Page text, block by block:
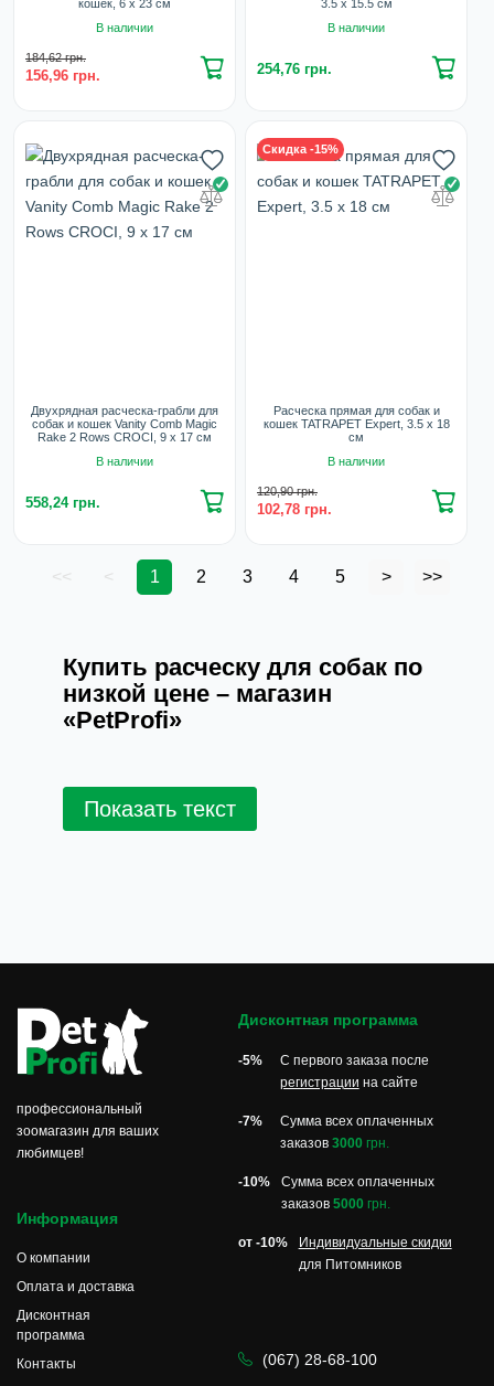
кошек, 6 х 23 см
В наличии
184,62 грн.
156,96 грн.
3.5 х 15.5 см
В наличии
254,76 грн.
Двухрядная расческа-грабли для
собак и кошек Vanity Comb Magic
Rake 2 Rows CROCI, 9 х 17 см
В наличии
558,24 грн.
Скидка -15%
Расческа прямая для собак и
кошек TATRAPET Expert, 3.5 х 18
см
В наличии
120,90 грн.
102,78 грн.
<< < 1 2 3 4 5 > >>
Купить расческу для собак по
низкой цене – магазин
«PetProfi»
важная часть жизни каждого владельца собаки.
Правильный уход за шерстью собаки помогает
поддерживать ее в отличном состоянии,
расческу для собак
Регулярное расчесывание шерсти собаки имеет
множество плюсов. Во-первых, это позволяет
выпавшие волоски, которые иначе могли бы
оказаться на мебели и одежде. Во-вторых,
расчесывание помогает стимулировать
кровообращение кожи, что способствует
улучшению общего состояния шерсти. В-третьих,
это отличный способ обнаружить ранние
признаки кожных заболеваний или паразитов,
регулярное расчесывание укрепляет связь между
владельцем и питомцем, создавая моменты
Показать текст
профессиональный
зоомагазин для ваших
любимцев!
Информация
О компании
Оплата и доставка
Дисконтная
программа
Контакты
(067) 28-68-100
Дисконтная программа
-5%
С первого заказа после
регистрации на сайте
-7%
Сумма всех оплаченных
заказов 3000грн.
-10%
Сумма всех оплаченных
заказов 5000грн.
от -10%
Индивидуальные скидки
для Питомников